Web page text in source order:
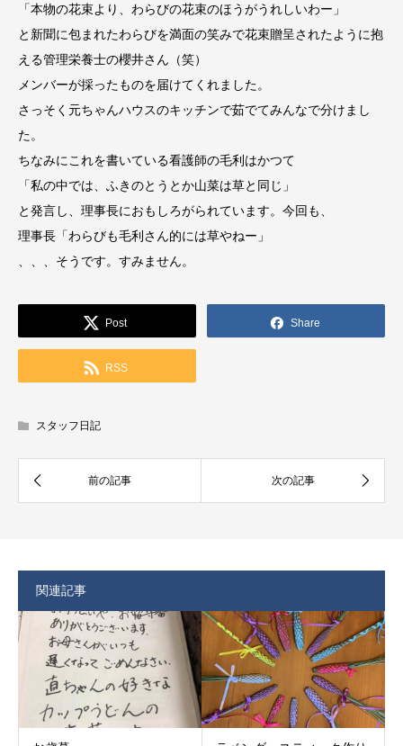
「本物の花束より、わらびの花束のほうがうれしいわー」
と新聞に包まれたわらびを満面の笑みで花束贈呈されたように抱
える管理栄養士の櫻井さん（笑）
メンバーが採ったものを届けてくれました。
さっそく元ちゃんハウスのキッチンで茹でてみんなで分けまし
た。
ちなみにこれを書いている看護師の毛利はかつて
「私の中では、ふきのとうとか山菜は草と同じ」
と発言し、理事長におもしろがられています。今回も、
理事長「わらびも毛利さん的には草やねー」
、、、そうです。すみません。
Post Share
RSS
スタッフ日記
関連記事